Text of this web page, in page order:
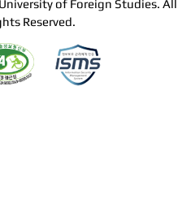
of Foreign Studies. All
Reserved.